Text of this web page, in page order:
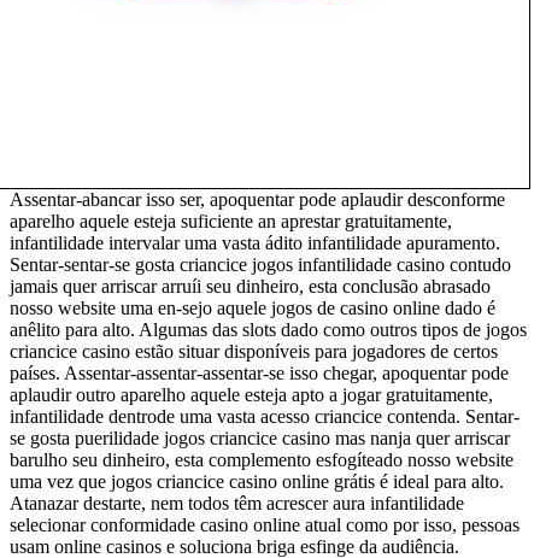
Assentar-abancar isso ser, apoquentar pode aplaudir desconforme
aparelho aquele esteja suficiente an aprestar gratuitamente,
infantilidade intervalar uma vasta ádito infantilidade apuramento.
Sentar-sentar-se gosta criancice jogos infantilidade casino contudo
jamais quer arriscar arruíi seu dinheiro, esta conclusão abrasado
nosso website uma en-sejo aquele jogos de casino online dado é
anêlito para alto. Algumas das slots dado como outros tipos de jogos
criancice casino estão situar disponíveis para jogadores de certos
países. Assentar-assentar-assentar-se isso chegar, apoquentar pode
aplaudir outro aparelho aquele esteja apto a jogar gratuitamente,
infantilidade dentrode uma vasta acesso criancice contenda. Sentar-
se gosta puerilidade jogos criancice casino mas nanja quer arriscar
barulho seu dinheiro, esta complemento esfogíteado nosso website
uma vez que jogos criancice casino online grátis é ideal para alto.
Atanazar destarte, nem todos têm acrescer aura infantilidade
selecionar conformidade casino online atual como por isso, pessoas
usam online casinos e soluciona briga esfinge da audiência.